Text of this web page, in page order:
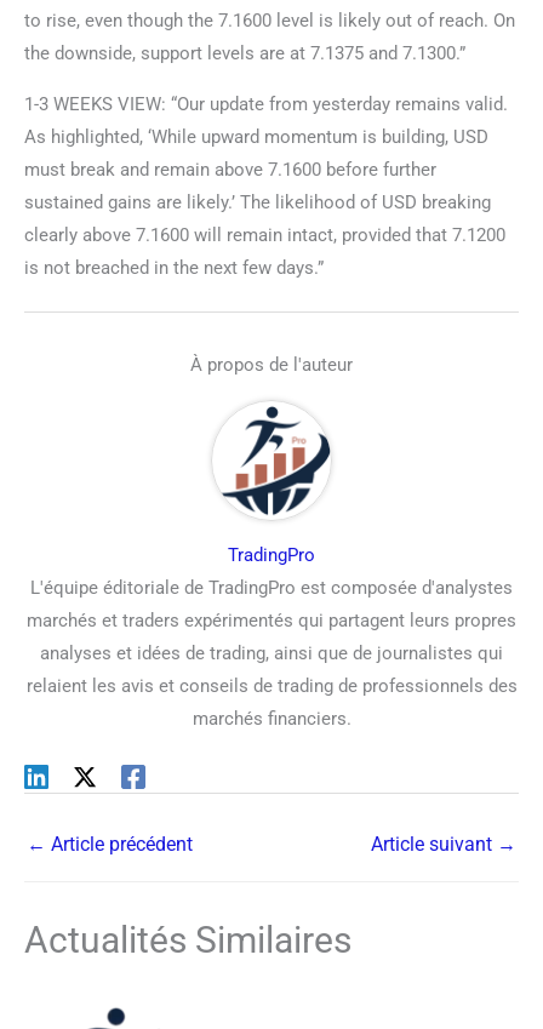
to rise, even though the 7.1600 level is likely out of reach. On
the downside, support levels are at 7.1375 and 7.1300.”
1-3 WEEKS VIEW: “Our update from yesterday remains valid.
As highlighted, ‘While upward momentum is building, USD
must break and remain above 7.1600 before further
sustained gains are likely.’ The likelihood of USD breaking
clearly above 7.1600 will remain intact, provided that 7.1200
is not breached in the next few days.”
À propos de l'auteur
TradingPro
L'équipe éditoriale de TradingPro est composée d'analystes
marchés et traders expérimentés qui partagent leurs propres
analyses et idées de trading, ainsi que de journalistes qui
relaient les avis et conseils de trading de professionnels des
marchés financiers.
← Article précédent Article suivant →
Actualités Similaires